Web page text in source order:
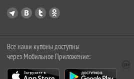
Все наши купоны доступны
через Мобильное Приложение: